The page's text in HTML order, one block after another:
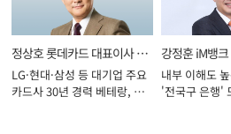
정상호 롯데카드 대표이사 사
장
LG·현대·삼성 등 대기업 주요
카드사 30년 경력 베테랑, 신
강정훈 iM뱅
내부 이해도
'전국구 은행'